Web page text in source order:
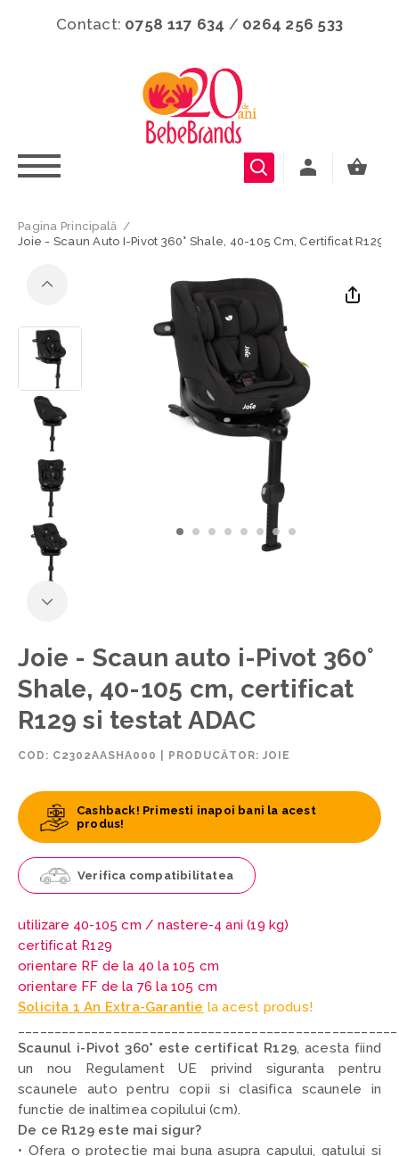
Contact: 0758 117 634 / 0264 256 533
Pagina Principală /
Joie - Scaun Auto I-Pivot 360° Shale, 40-105 Cm, Certificat R129
Joie - Scaun auto i-Pivot 360°
Shale, 40-105 cm, certificat
R129 si testat ADAC
COD: C2302AASHA000 PRODUCĂTOR: JOIE
Cashback! Primesti inapoi bani la acest
produs!
Verifica compatibilitatea
utilizare 40-105 cm /nastere-4 ani (19 kg)
certificat R129
orientare RF de la 40 la 105 cm
orientare FF de la 76 la 105 cm
Solicita 1 An Extra-Garantie la acest produs!
Scaunul i-Pivot 360° este certificat R129, acesta fiind
un nou Regulament UE privind siguranta pentru
scaunele auto pentru copii si clasifica scaunele in
functie de inaltimea copilului (cm).
De ce R129 este mai sigur?
• Ofera o protectie mai buna asupra capului, gatului si